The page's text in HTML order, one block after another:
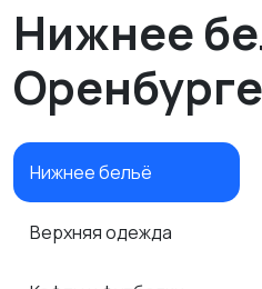
Нижнее
Оренбурге
Нижнее бельё
Верхняя одежда